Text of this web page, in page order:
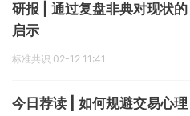
研报 | 通过复盘非典对现状的
启示
标准共识 02-12 11:41
今日荐读 | 如何规避交易心理